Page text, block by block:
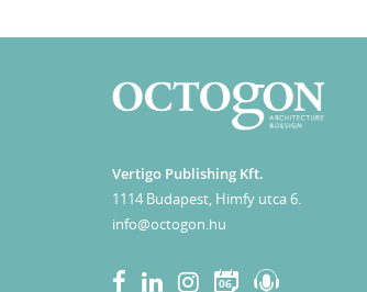
Vertigo Publishing Kft.
1114 Budapest, Himfy utca 6.
info@octogon.hu
06